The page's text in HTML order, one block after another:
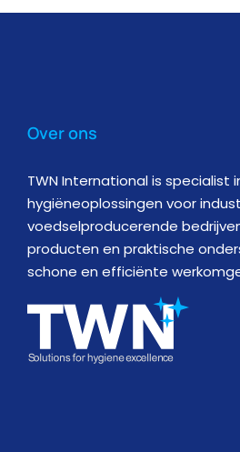
Over ons
TWN International is specialist
hygiëneoplossingen voor
voedselproducerende
producten en praktische
schone en efficiënte